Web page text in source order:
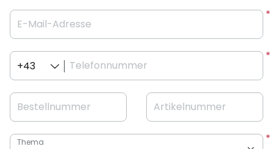
E-Mail-Adresse
Telefonnummer
+43
Bestellnummer Artikelnummer
Thema